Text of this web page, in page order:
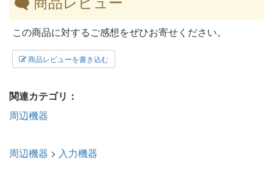
この商品に対するご感想をぜひお寄せください。
商品レビューを書き込む
関連カテゴリ：
周辺機器
周辺機器 > 入力機器